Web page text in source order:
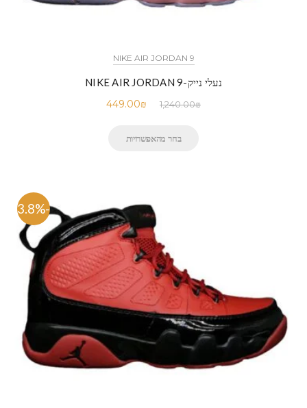
NIKE AIR JORDAN 9
נעלי נייק-NIKE AIR JORDAN 9
1,240.00₪
449.00₪
בחר מהאפשרויות
-63.8%